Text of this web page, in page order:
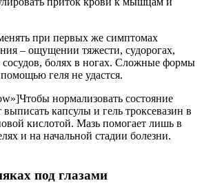
при первых же симптомах
– ощущении тяжести, судорогах,
сосудов, болях в ногах. Сложные формы
геля не удастся.
нормализовать состояние
капсулы и гель троксевазин в
кислотой. Мазь помогает лишь в
и на начальной стадии болезни.
под глазами